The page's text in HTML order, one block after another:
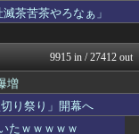
哲学ニュースnwk
デジタルニュース
まとめ芸能＠美女
茶苦茶やろなぁ」
9915 in / 27412 out
増
り祭り」開幕へ
たｗｗｗｗｗ